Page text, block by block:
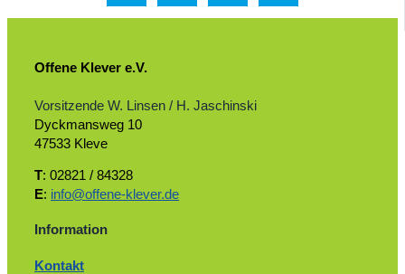
Offene Klever e.V.
Vorsitzende W. Linsen / H. Jaschinski
Dyckmansweg 10
47533 Kleve
T: 02821 / 84328
E: info@offene-klever.de
Information
Kontakt